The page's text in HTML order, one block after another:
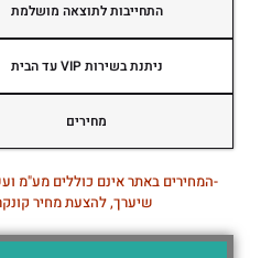
התחייבות לתוצאה מושלמת
ניתנת בשירות VIP עד הבית
מחירים
-המחירים באתר אינם כוללים מע"מ
שיערך, להצעת מחיר